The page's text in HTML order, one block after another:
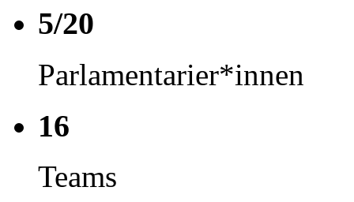
5/20
Parlamentarier*innen
16
Teams